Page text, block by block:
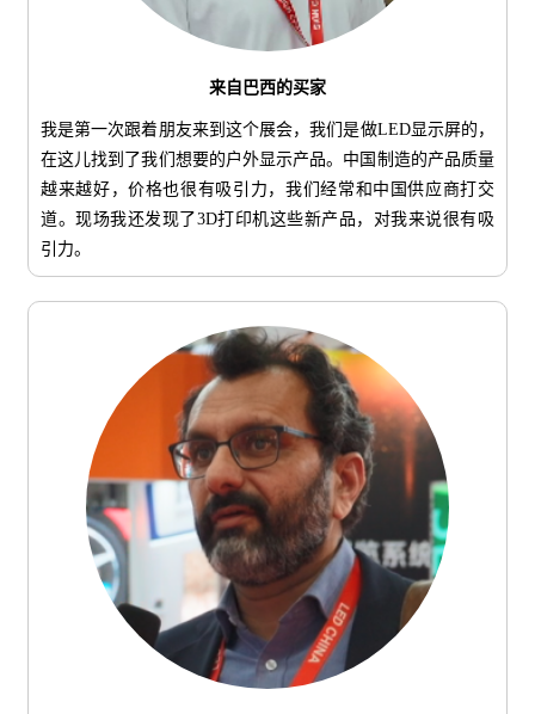
来自巴西的买家
我是第一次跟着朋友来到这个展会，我们是做LED显示屏的，
在这儿找到了我们想要的户外显示产品。中国制造的产品质量
越来越好，价格也很有吸引力，我们经常和中国供应商打交
道。现场我还发现了3D打印机这些新产品，对我来说很有吸
引力。